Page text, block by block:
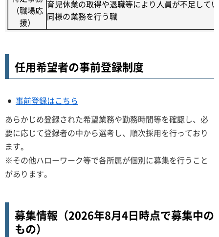
（職場応
援）
育児休業の取得や退職等により人員が不足して
同様の業務を行う職
任用希望者の事前登録制度
事前登録はこちら
あらかじめ登録された希望業務や勤務時間等を確認し、必
要に応じて登録者の中から選考し、順次採用を行っており
ます。
※その他ハローワーク等で各所属が個別に募集を行うこと
があります。
募集情報（2026年8月4日時点で募集中の
もの）